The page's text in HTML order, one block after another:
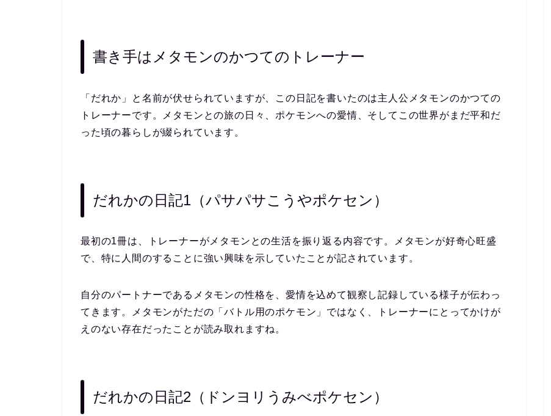
書き手はメタモンのかつてのトレーナー
「だれか」と名前が伏せられていますが、この日記を書いたのは主人公メタモンのかつての
トレーナーです。メタモンとの旅の日々、ポケモンへの愛情、そしてこの世界がまだ平和だ
った頃の暮らしが綴られています。
だれかの日記1（パサパサこうやポケセン）
最初の1冊は、トレーナーがメタモンとの生活を振り返る内容です。メタモンが好奇心旺盛
で、特に人間のすることに強い興味を示していた ことが記されています。
自分のパートナーであるメタモンの性格を、愛情を込めて観察し記録している様子が伝わっ
てきます。メタモンがただの「バトル用のポケモン」ではなく、
トレーナーにとってかけが
えのない存在だったことが読み取れますね。
だれかの日記2（ドンヨリうみべポケセン）